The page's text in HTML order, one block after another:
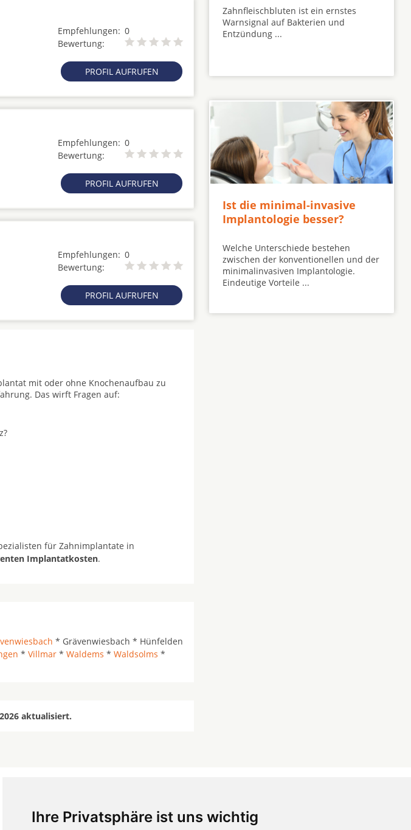
Ihre Privatsphäre ist uns wichtig
Empfehlungen: 0
Bewertung:
PROFIL AUFRUFEN
Empfehlungen: 0
Bewertung:
PROFIL AUFRUFEN
Empfehlungen: 0
Bewertung:
PROFIL AUFRUFEN
mit oder ohne Knochenaufbau zu
Das wirft Fragen auf:
für Zahnimplantate in
Implantatkosten.
* Grävenwiesbach * Hünfelden
* Villmar * Waldems * Waldsolms *
aktualisiert.
Zahnfleischbluten ist ein ernstes
Warnsignal auf Bakterien und
Entzündung ...
Ist die minimal-invasive
Implantologie besser?
Welche Unterschiede bestehen
zwischen der konventionellen und der
minimalinvasiven Implantologie.
Eindeutige Vorteile ...
mehr ...